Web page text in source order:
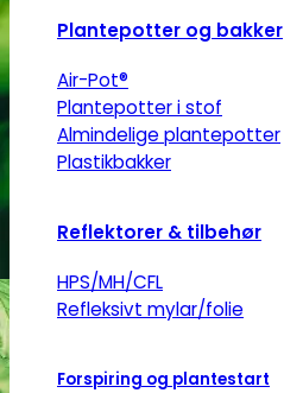
Plantepotter og bakker
Air-Pot®
Plantepotter i stof
Almindelige plantepotter
Plastikbakker
Reflektorer & tilbehør
HPS/MH/CFL
Refleksivt mylar/folie
Forspiring og plantestart